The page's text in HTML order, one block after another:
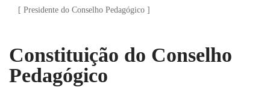
[ Presidente do Conselho Pedagógico ]
Constituição do Conselho
Pedagógico